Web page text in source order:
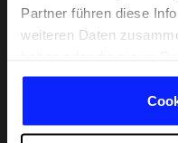
Partner führen diese
weiteren Daten
gesammelt haben.